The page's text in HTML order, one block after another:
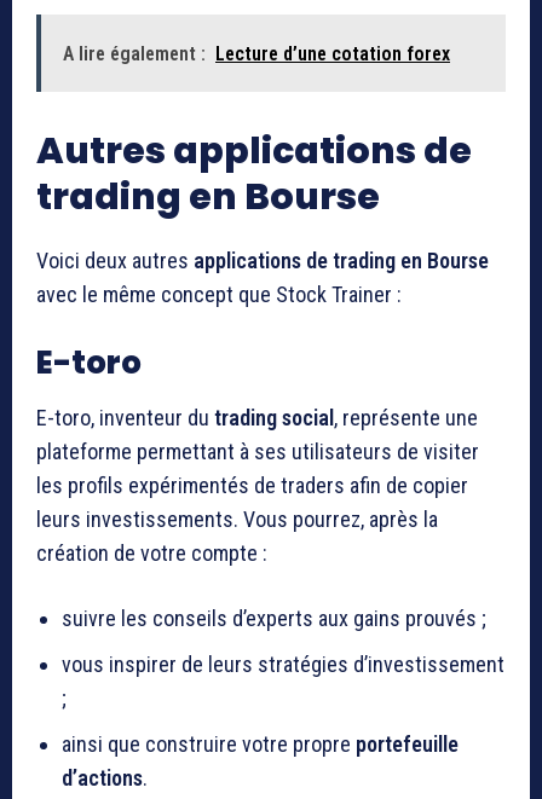
A lire également : Lecture d’une cotation forex
Autres applications de
trading en Bourse
Voici deux autres applications detrading en Bourse
avec le même concept que Stock Trainer :
E-toro
E-toro, inventeur du trading social, représente une
plateforme permettant à ses utilisateurs de visiter
les profils expérimentés de traders afin de copier
leurs investissements. Vous pourrez, après la
création de votre compte :
suivre les conseils d’experts aux gains prouvés ;
vous inspirer de leurs stratégies d’investissement
;
ainsi que construire votre propre portefeuille
d’actions.